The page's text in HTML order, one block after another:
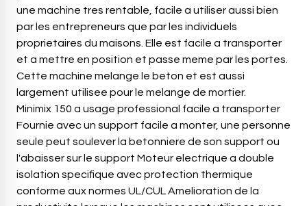
une machine tres rentable, facile a utiliser aussi bien
par les entrepreneurs que par les individuels
proprietaires du maisons. Elle est facile a transporter
et a mettre en position et passe meme par les portes.
Cette machine melange le beton et est aussi
largement utilisee pour le melange de mortier.
Minimix 150 a usage professional facile a transporter
Fournie avec un support facile a monter, une personne
seule peut soulever la betonniere de son support ou
l'abaisser sur le support Moteur electrique a double
isolation specifique avec protection thermique
conforme aux normes UL/CUL Amelioration de la